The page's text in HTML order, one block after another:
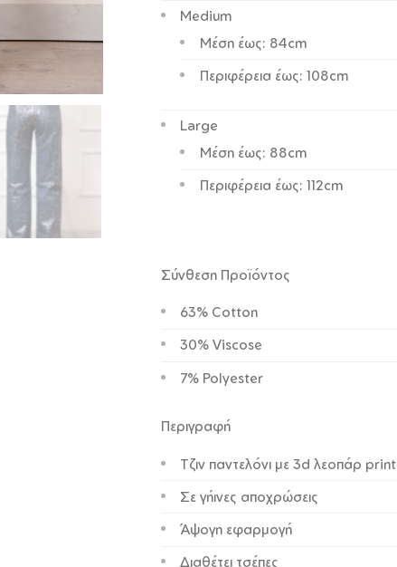
Medium
Μέση έως: 84cm
Περιφέρεια έως: 108cm
Large
Μέση έως: 88cm
Περιφέρεια έως: 112cm
Σύνθεση Προϊόντος
63% Cotton
30% Viscose
7% Polyester
Περιγραφή
Τζιν παντελόνι με 3d λεοπάρ print
Σε γήινες αποχρώσεις
Άψογη εφαρμογή
Διαθέτει τσέπες